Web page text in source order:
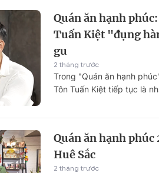
Quán ăn hạnh
Tuấn Kiệt "đụng
gu
2 tháng trước
Trong "Quán ăn hạnh
Tôn Tuấn Kiệt tiếp tục là
Quán ăn hạnh
Huê Sắc
2 tháng trước